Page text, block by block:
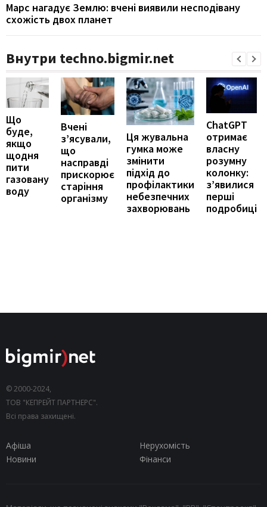
Марс нагадує Землю: вчені виявили несподівану
схожість двох планет
Внутри techno.bigmir.net
Що
буде,
якщо
щодня
пити
газовану
воду
Вчені
з’ясували,
що
насправді
прискорює
старіння
організму
Ця жувальна
гумка може
змінити
підхід до
профілактики
небезпечних
захворювань
ChatGPT
отримає
власну
розумну
колонку:
з’явилися
перші
подробиці
© 2000-2024,
ТОВ "КЕПРЕЙТ ПАРТНЕРС".
Всі права захищені.
Афіша
Нерухомість
Новини
Фінанси